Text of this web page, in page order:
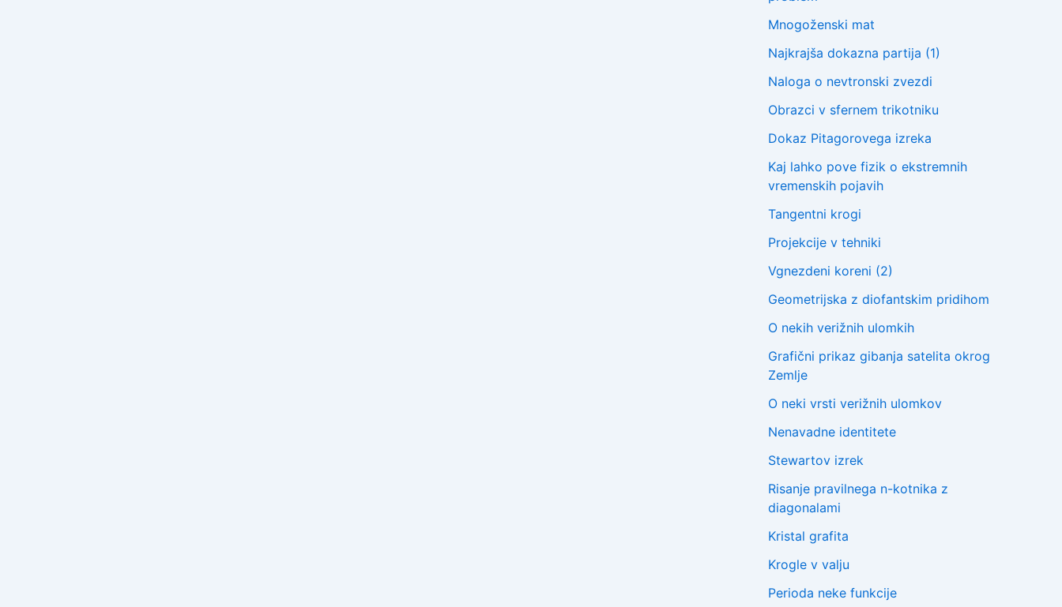
Mnogoženski mat
Najkrajša dokazna partija (1)
Naloga o nevtronski zvezdi
Obrazci v sfernem trikotniku
Dokaz Pitagorovega izreka
Kaj lahko pove fizik o ekstremnih
vremenskih pojavih
Tangentni krogi
Projekcije v tehniki
Vgnezdeni koreni (2)
Geometrijska z diofantskim pridihom
O nekih verižnih ulomkih
Grafični prikaz gibanja satelita okrog
Zemlje
O neki vrsti verižnih ulomkov
Nenavadne identitete
Stewartov izrek
Risanje pravilnega n-kotnika z
diagonalami
Kristal grafita
Krogle v valju
Perioda neke funkcije